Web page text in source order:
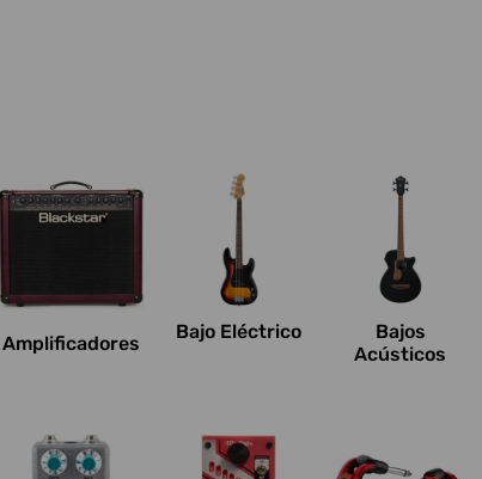
Amplificadores
Bajo Eléctrico
Bajos
Acústicos